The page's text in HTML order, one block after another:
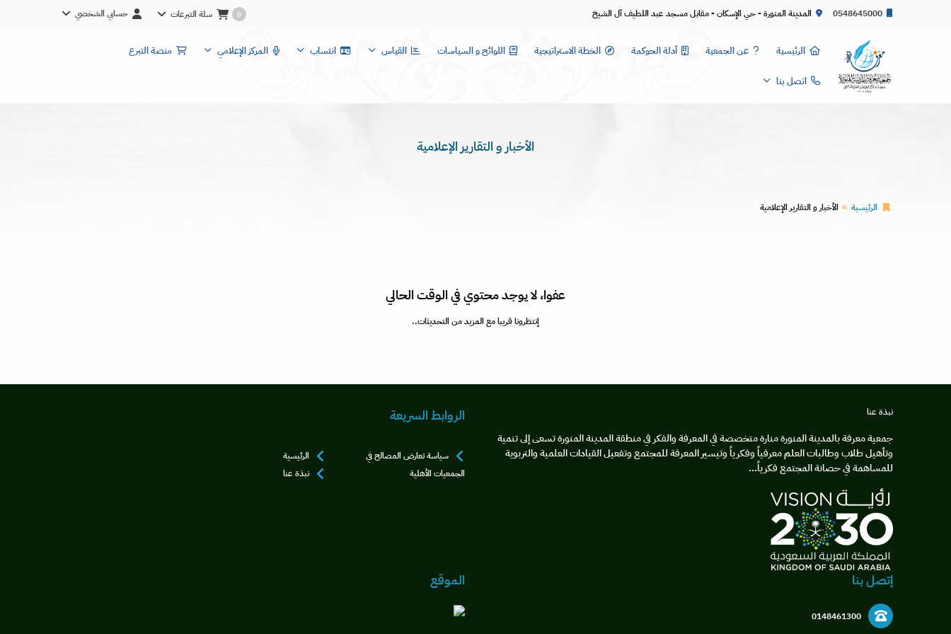
0548645000 المدينة المنورة - حي الإسكان - مقابل مسجد عبد اللطيف آل الشيخ 0 سلة التبرعات حسابي الشخصي
الرئيسية عن الجمعية أدلة الحوكمة الخطة الاستراتيجية اللوائح و السياسات القياس انتساب المركز الإعلامي منصة التبرع
اتصل بنا
الأخبار و التقارير الإعلامية
الرئيسية الأخبار و التقارير الإعلامية
عفوا، لا يوجد محتوي في الوقت الحالي
إنتظرونا قريبا مع المزيد من التحديثات..
نبذة عنا
جمعية معرفة بالمدينة المنورة منارة متخصصة في المعرفة والفكر في منطقة المدينة المنورة تسعى إلى تنمية
وتأهيل طلاب وطالبات العلم معرفياً وفكرياً وتيسير المعرفة للمجتمع وتفعيل القيادات العلمية والتربوية
للمساهمة في حصانة المجتمع فكرياً...
الروابط السريعة
سياسة تعارض المصالح في
الجمعيات الأهلية
الرئيسية
نبذة عنا
إتصل بنا
0148461300
الموقع